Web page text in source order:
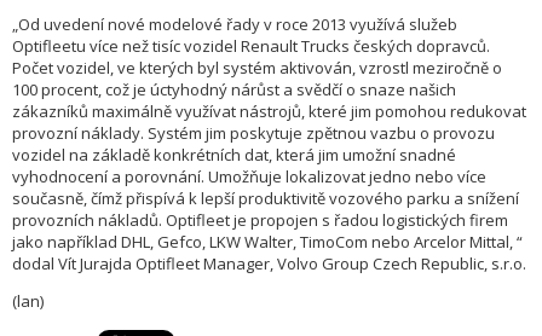
„Od uvedení nové modelové řady v roce 2013 využívá služeb
Optifleetu více než tisíc vozidel Renault Trucks českých dopravců.
Počet vozidel, ve kterých byl systém aktivován, vzrostl meziročně o
100 procent, což je úctyhodný nárůst a svědčí o snaze našich
zákazníků maximálně využívat nástrojů, které jim pomohou redukovat
provozní náklady. Systém jim poskytuje zpětnou vazbu o provozu
vozidel na základě konkrétních dat, která jim umožní snadné
vyhodnocení a porovnání. Umožňuje lokalizovat jedno nebo více
současně, čímž přispívá k lepší produktivitě vozového parku a snížení
provozních nákladů. Optifleet je propojen s řadou logistických firem
jako například DHL, Gefco, LKW Walter, TimoCom nebo Arcelor Mittal, “
dodal Vít Jurajda Optifleet Manager, Volvo Group Czech Republic, s.r.o.
(lan)